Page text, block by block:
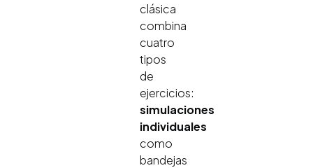
clásica
combina
cuatro
tipos
de
ejercicios:
simulaciones
individuales
como
bandejas